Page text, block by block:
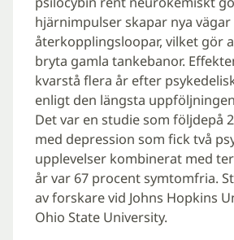
hjärnimpulser skapar nya
återkopplingsloopar, vilket gör
bryta gamla tankebanor.
kvarstå flera år efter
enligt den längsta
Det var en studie som följdepå
med depression som fick två
upplevelser kombinerat med
år var 67 procent symtomfria.
av forskare vid Johns Hopkins
Ohio State University.